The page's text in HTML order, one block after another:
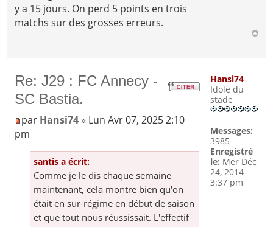
y a 15 jours. On perd 5 points en trois
matchs sur des grosses erreurs.
Re: J29 : FC Annecy -
SC Bastia.
par Hansi74» Lun Avr 07, 2025 2:10
pm
santis a écrit:
Comme je le dis chaque semaine
maintenant, cela montre bien qu'on
était en sur-régime en début de saison
et que tout nous réussissait. L'effectif
Hansi74
Idole du
stade
Messages:
3985
Enregistré
le: Mer Déc
24, 2014
3:37 pm